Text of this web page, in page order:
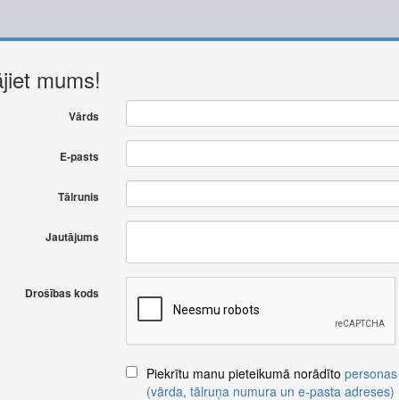
mums!
Vārds
E-pasts
Tālrunis
Jautājums
Drošības kods
Piekrītu manu pieteikumā norādīto
(vārda, tālruņa numura un e-pasta adreses)